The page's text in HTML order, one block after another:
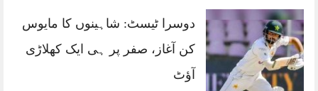
دوسرا ٹیسٹ: شاہینوں کا مایوس
کن آغاز، صفر پر ہی ایک کھلاڑی
آؤٹ